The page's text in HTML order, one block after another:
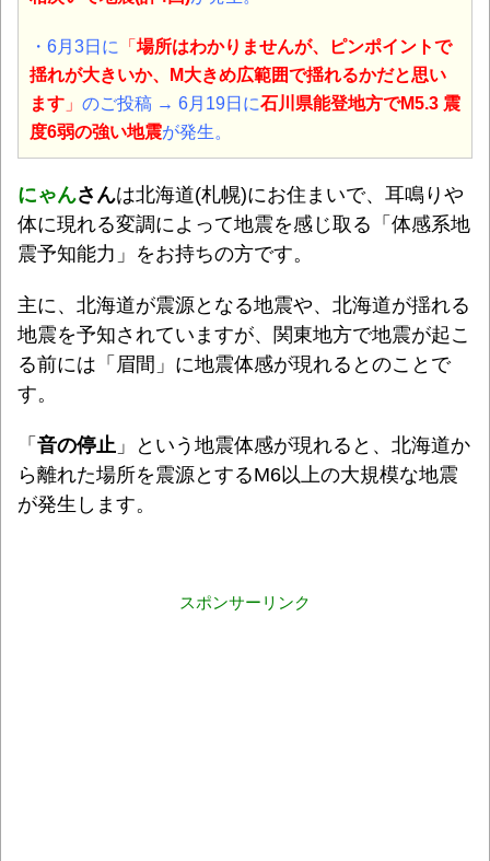
・6月3日に 「 場所はわかりませんが、ピンポイントで
揺れが大きいか、M大きめ広範囲で揺れるかだと思い
ます 」 のご投稿 → 6月19日に石川県能登地方でM5.3 震
度6弱の強い地震が発生。
にゃんさんは北海道(札幌)にお住まいで、耳鳴りや
体に現れる変調によって地震を感じ取る「体感系地
震予知能力」をお持ちの方です。
主に、北海道が震源となる地震や、北海道が揺れる
地震を予知されていますが、関東地方で地震が起こ
る前には「眉間」に地震体感が現れるとのことで
す。
「 音の停止 」という地震体感が現れると、北海道か
ら離れた場所を震源とするM6以上の大規模な地震
が発生します。
スポンサーリンク